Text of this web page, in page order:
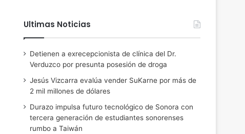
Ultimas Noticias
Detienen a exrecepcionista de clínica del Dr.
Verduzco por presunta posesión de droga
Jesús Vizcarra evalúa vender SuKarne por más de
2 mil millones de dólares
Durazo impulsa futuro tecnológico de Sonora con
tercera generación de estudiantes sonorenses
rumbo a Taiwán